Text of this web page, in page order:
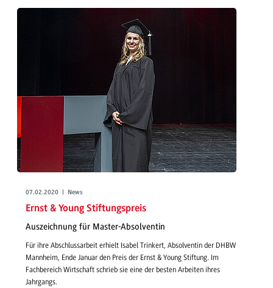
07.02.2020 | News
Ernst & Young Stiftungspreis
Auszeichnung für Master-Absolventin
Für ihre Abschlussarbeit erhielt Isabel Trinkert, Absolventin der DHBW
Mannheim, Ende Januar den Preis der Ernst & Young Stiftung. Im
Fachbereich Wirtschaft schrieb sie eine der besten Arbeiten ihres
Jahrgangs.